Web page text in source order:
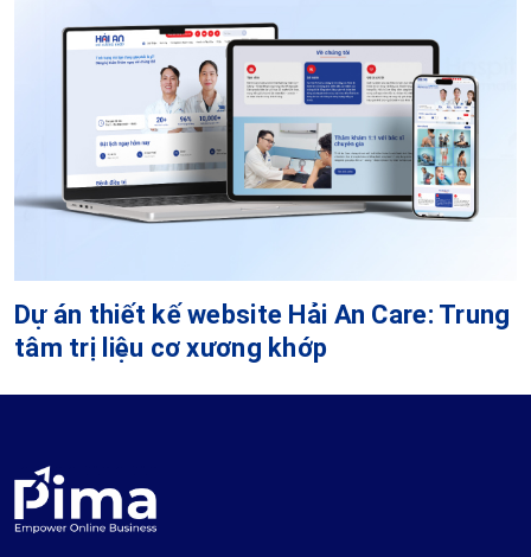
Dự án thiết kế website Hải An Care: Trung
tâm trị liệu cơ xương khớp